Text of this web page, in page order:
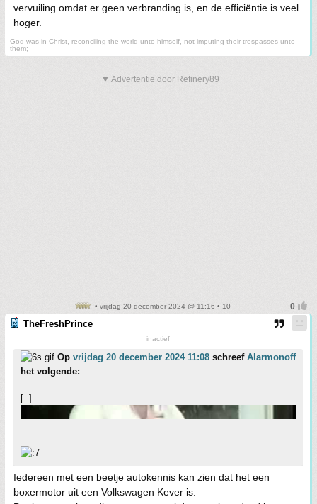
vervuiling omdat er geen verbranding is, en de efficiëntie is veel
hoger.
God was in Christ, reconciling the world unto himself, not imputing their trespasses unto
them;
▼ Advertentie door Refinery89
• vrijdag 20 december 2024 @ 11:16 • 10
TheFreshPrince
inactief
Op vrijdag 20 december 2024 11:08 schreef Alarmonoff
het volgende:
[..]
Iedereen met een beetje autokennis kan zien dat het een
boxermotor uit een Volkswagen Kever is.